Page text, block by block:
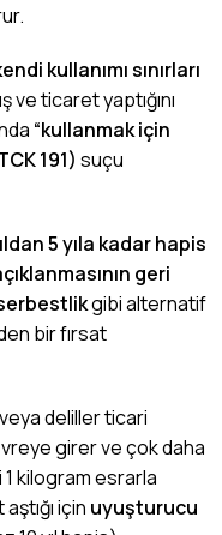
kullanımı sınırları
ve ticaret yaptığını
“kullanmak için
191) suçu
5 yıla kadar hapis
geri
gibi alternatif
bir fırsat
deliller ticari
girer ve çok daha
1 kilogram esrarla
için uyuşturucu